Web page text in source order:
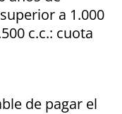
a 1.000
c.c.: cuota
de pagar el